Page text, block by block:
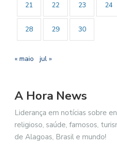
21 22 23 24
28 29 30
« maio jul »
A Hora News
Liderança em notícias sobre
religioso, saúde, famosos,
de Alagoas, Brasil e mundo!